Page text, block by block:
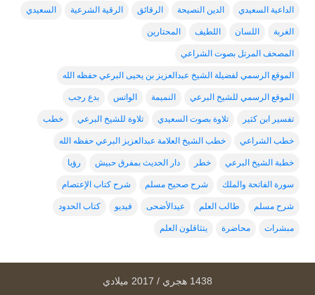
الداعية السعيدي الدين النصيحة الرقائق الرقية الشرعية السعيدي
الغربة اللسان اللطيف المحتارين
المصحف المرتل بصوت الشراعي
الموقع الرسمي لفضيلة الشيخ عبدالعزيز بن يحيى البرعي حفظه الله
الموقع الرسمي للشيخ البرعي النميمة الواتس بدع رجب
تفسير ابن كثير تلاوة بصوت السعيدي تلاوة للشيخ البرعي خطب
خطب الشراعي خطب الشيخ العلامة عبدالعزيز البرعي حفظه الله
خطبة الشيخ البرعي خطر دار الحديث بمفرق حبيش رؤيا
سورة الفاتحة والملك شرح صحيح مسلم شرح كتاب الإعتصام
شرح مسلم طالب العلم عيدالأضحى فيديو كتاب الحدود
مبشرات محاضرة يتثاقلون العلم
1438 هجري / 2017 ميلادي